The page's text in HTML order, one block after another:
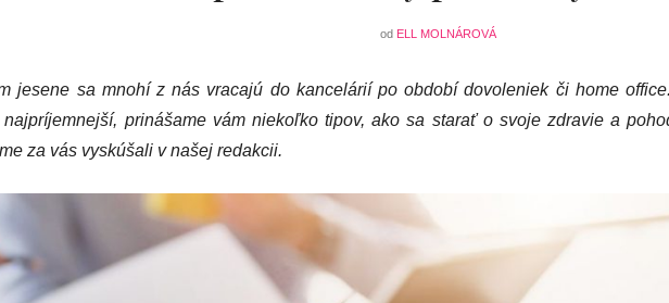
od ELL MOLNÁROVÁ
jesene sa mnohí z nás vracajú do kancelárií po období dovoleniek či home
prinášame vám niekoľko tipov, ako sa starať o svoje zdravie a
za vás vyskúšali v našej redakcii.